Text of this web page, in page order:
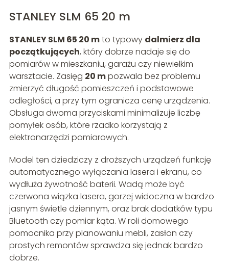
STANLEY SLM 65 20 m
STANLEY SLM 65 20 mto typowy dalmierz dla
początkujących, który dobrze nadaje się do
pomiarów w mieszkaniu, garażu czy niewielkim
warsztacie. Zasięg 20 mpozwala bez problemu
zmierzyć długość pomieszczeń i podstawowe
odległości, a przy tym ogranicza cenę urządzenia.
Obsługa dwoma przyciskami minimalizuje liczbę
pomyłek osób, które rzadko korzystają z
elektronarzędzi pomiarowych.
Model ten dziedziczy z droższych urządzeń funkcję
automatycznego wyłączania lasera i ekranu, co
wydłuża żywotność baterii. Wadą może być
czerwona wiązka lasera, gorzej widoczna w bardzo
jasnym świetle dziennym, oraz brak dodatków typu
Bluetooth czy pomiar kąta. W roli domowego
pomocnika przy planowaniu mebli, zasłon czy
prostych remontów sprawdza się jednak bardzo
dobrze.